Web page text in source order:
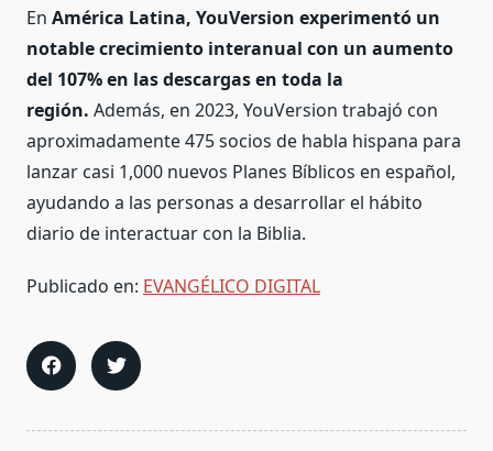
En América Latina, YouVersion experimentó un
notable crecimiento interanual con un aumento
del 107% en las descargas en toda la
región. Además, en 2023, YouVersion trabajó con
aproximadamente 475 socios de habla hispana para
lanzar casi 1,000 nuevos Planes Bíblicos en español,
ayudando a las personas a desarrollar el hábito
diario de interactuar con la Biblia.
Publicado en: EVANGÉLICO DIGITAL